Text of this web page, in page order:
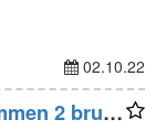
02.10.22
2 brush